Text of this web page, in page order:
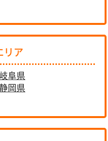
リア
岐阜県
岡県